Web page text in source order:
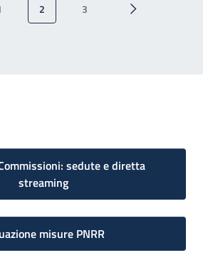
Pagina Pagina attuale
2 Pagina
3 Pagina
sedute e diretta
streaming
misure PNRR